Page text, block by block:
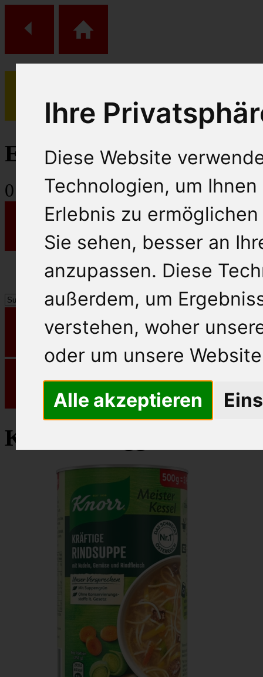
Ihre
Diese Website
Technologien, um
Erlebnis zu
Sie sehen, besser an
anzupassen. Diese
außerdem, um
verstehen, woher
oder um unsere
Alle akzeptieren
(0)
Einkaufs Wagen
0 Artikel
Knorr Fertiggericht